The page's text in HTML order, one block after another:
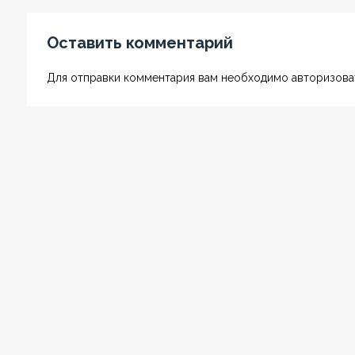
Оставить комментарий
Для отправки комментария вам необходимо